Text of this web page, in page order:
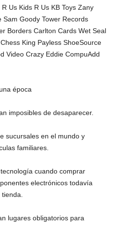
Us Kids R Us KB Toys Zany
Sam Goody Tower Records
Borders Carlton Cards Wet Seal
King Payless ShoeSource
Video Crazy Eddie CompuAdd
época
imposibles de desaparecer.
sucursales en el mundo y
familiares.
cuando comprar
electrónicos todavía
lugares obligatorios para